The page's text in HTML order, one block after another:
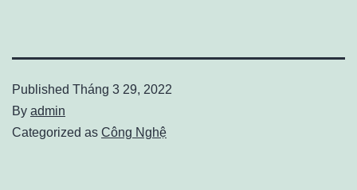
Published Tháng 3 29, 2022
By admin
Categorized as Công Nghệ